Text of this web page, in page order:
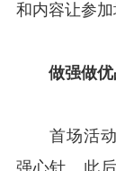
和内容让参加
做强做
首场活动